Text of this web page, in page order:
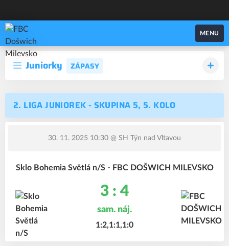
FBC Došwich Milevsko
MENU
Juniorky ZÁPASY
2. LIGA JUNIOREK - SKUPINA 5, 5. KOLO
30. 11. 2025 10:30 @ SH Týn nad Vltavou
Sklo Bohemia Světlá n/S - FBC DOŠWICH MILEVSKO
3 : 4
sam. náj.
1:2,1:1,1:0